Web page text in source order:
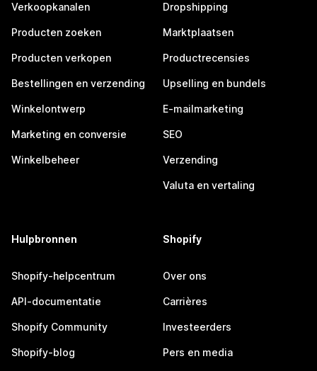
Verkoopkanalen
Producten zoeken
Producten verkopen
Bestellingen en verzending
Winkelontwerp
Marketing en conversie
Winkelbeheer
Dropshipping
Marktplaatsen
Productrecensies
Upselling en bundels
E-mailmarketing
SEO
Verzending
Valuta en vertaling
Hulpbronnen
Shopify-helpcentrum
API-documentatie
Shopify Community
Shopify-blog
Shopify
Over ons
Carrières
Investeerders
Pers en media